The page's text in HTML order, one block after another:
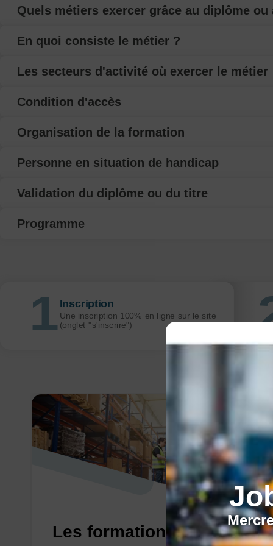
Quels métiers exercer grâce au diplôme ou
En quoi consiste le métier ?
Les secteurs d'activité où exercer le métier
Condition d'accès
Organisation de la formation
Personne en situation de handicap
Validation du diplôme ou du titre
Programme
Inscription
Une inscription 100% en ligne sur le site
(onglet "s'inscrire")
Les formations